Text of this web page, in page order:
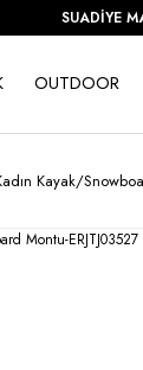
SUADİYE
OUTDOOR
Kayak/